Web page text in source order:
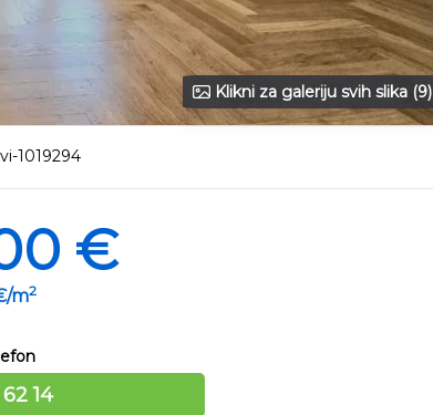
Klikni za galeriju svih slika (9)
1019294
€
m2
14